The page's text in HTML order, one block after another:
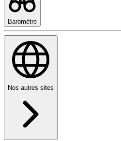
Baromètre
Nos autres sites